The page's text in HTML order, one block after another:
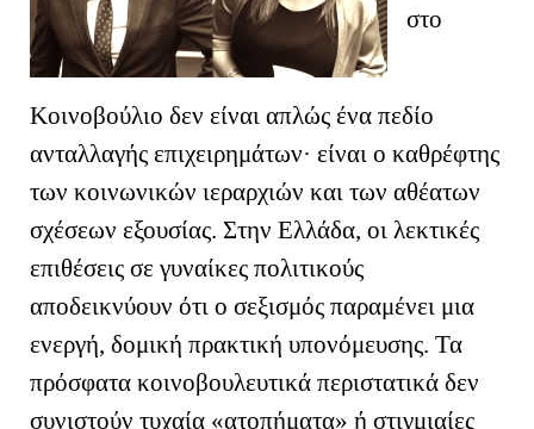
στο
Κοινοβούλιο δεν είναι απλώς ένα πεδίο
ανταλλαγής επιχειρημάτων· είναι ο καθρέφτης
των κοινωνικών ιεραρχιών και των αθέατων
σχέσεων εξουσίας. Στην Ελλάδα, οι λεκτικές
επιθέσεις σε γυναίκες πολιτικούς
αποδεικνύουν ότι ο σεξισμός παραμένει μια
ενεργή, δομική πρακτική υπονόμευσης. Τα
πρόσφατα κοινοβουλευτικά περιστατικά δεν
συνιστούν τυχαία «ατοπήματα» ή στιγμιαίες